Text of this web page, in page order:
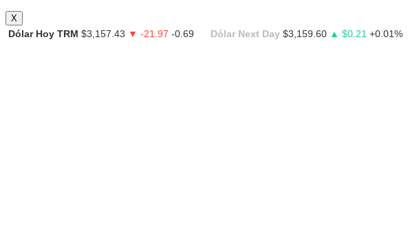
X
Dólar Hoy TRM $3,157.43 ▼ -21.97 -0.69 Dólar Next Day $3,159.60 ▲ $0.21 +0.01%